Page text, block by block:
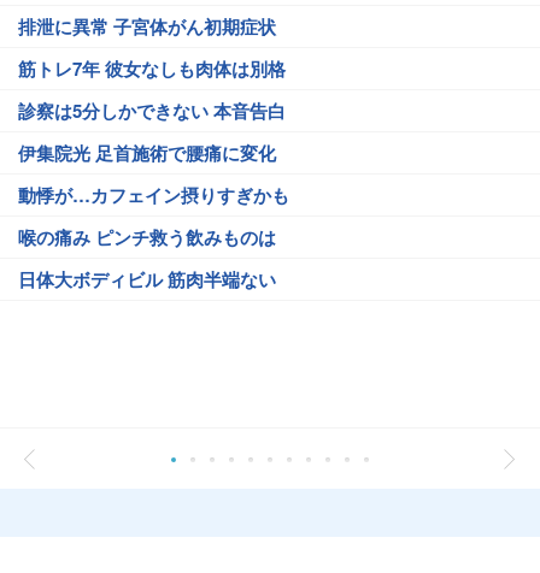
排泄に異常 子宮体がん初期症状
筋トレ7年 彼女なしも肉体は別格
診察は5分しかできない 本音告白
伊集院光 足首施術で腰痛に変化
動悸が…カフェイン摂りすぎかも
喉の痛み ピンチ救う飲みものは
日体大ボディビル 筋肉半端ない